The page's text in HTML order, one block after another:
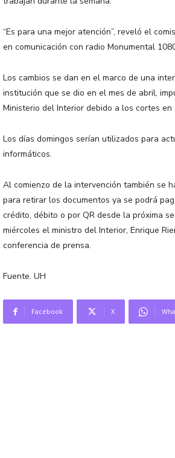
“Es para una mejor atención”, reveló el
en comunicación con radio Monumental
Los cambios se dan en el marco de una
institución que se dio en el mes de abril,
Ministerio del Interior debido a los cortes en
Los días domingos serían utilizados para
informáticos.
Al comienzo de la intervención también se
para retirar los documentos ya se podrá
crédito, débito o por QR desde la próxima
miércoles el ministro del Interior, Enrique
conferencia de prensa.
Fuente. UH
Facebook X